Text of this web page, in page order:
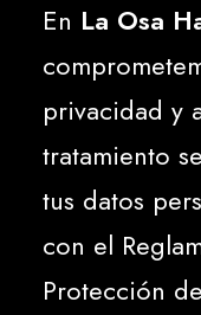
En La Osa
privacidad y
tratamiento
tus datos
con el
Protección